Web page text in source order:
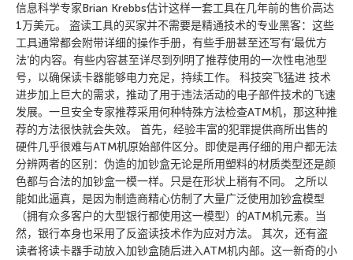
信息科学专家Brian Krebbs估计这样一套工具在几年前的售价高达
1万美元。 盗读工具的买家并不需要是精通技术的专业黑客：这些
工具通常都会附带详细的操作手册，有些手册甚至还写有’最优方
法’的内容。有些内容甚至详尽到列明了推荐使用的一次性电池型
号，以确保读卡器能够电力充足，持续工作。 科技突飞猛进 技术
进步加上巨大的需求，推动了用于违法活动的电子部件技术的飞速
发展。一旦安全专家推荐采用何种特殊方法检查ATM机，那这种推
荐的方法很快就会失效。 首先，经验丰富的犯罪提供商所出售的
硬件几乎很难与ATM机原始部件区分。即使是再仔细的用户都无法
分辨两者的区别：伪造的加钞盒无论是所用塑料的材质类型还是颜
色都与合法的加钞盒一模一样。只是在形状上稍有不同。 之所以
能如此逼真，是因为制造商精心仿制了大量广泛使用加钞盒模型
（拥有众多客户的大型银行都使用这一模型）的ATM机元素。当
然，银行本身也采用了反盗读技术作为应对方法。 其次，还有盗
读者将读卡器手动放入加钞盒随后进入ATM机内部。这一新奇的小